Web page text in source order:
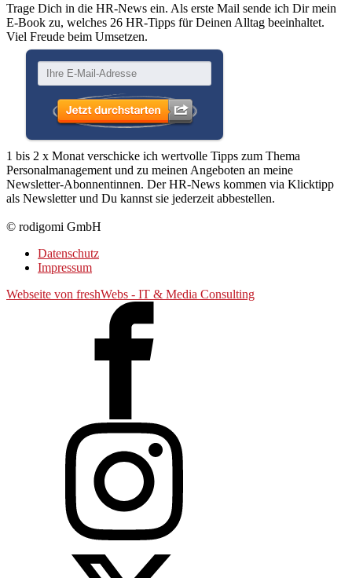
Trage Dich in die HR-News ein. Als erste Mail sende ich Dir mein
E-Book zu, welches 26 HR-Tipps für Deinen Alltag beeinhaltet.
Viel Freude beim Umsetzen.
1 bis 2 x Monat verschicke ich wertvolle Tipps zum Thema
Personalmanagement und zu meinen Angeboten an meine
Newsletter-Abonnentinnen. Der HR-News kommen via Klicktipp
als Newsletter und Du kannst sie jederzeit abbestellen.
© rodigomi GmbH
Datenschutz
Impressum
Webseite von freshWebs - IT & Media Consulting